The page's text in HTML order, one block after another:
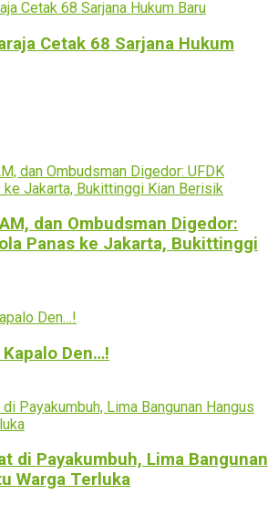
Cetak 68 Sarjana Hukum
dan Ombudsman Digedor:
Panas ke Jakarta, Bukittinggi
Den…!
di Payakumbuh, Lima Bangunan
Warga Terluka